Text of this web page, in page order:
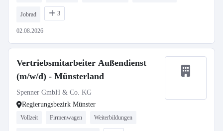
Jobrad 3
02.08.2026
Vertriebsmitarbeiter Außendienst
(m/w/d) - Münsterland
Spenner GmbH & Co. KG
Regierungsbezirk Münster
Vollzeit Firmenwagen Weiterbildungen